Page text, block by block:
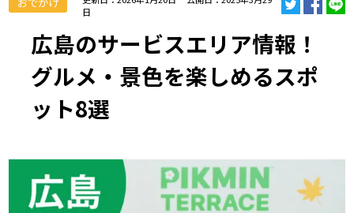
日
広島のサービスエリア情報！
グルメ・景色を楽しめるスポ
ット8選